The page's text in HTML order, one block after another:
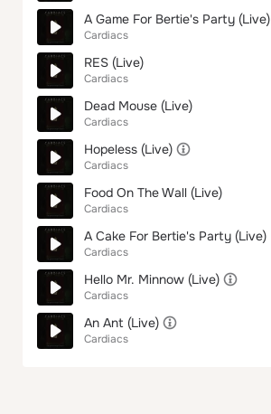
A Game For Bertie's Party (Live)
Cardiacs
RES (Live)
Cardiacs
Dead Mouse (Live)
Cardiacs
Hopeless (Live)
Cardiacs
Food On The Wall (Live)
Cardiacs
A Cake For Bertie's Party (Live)
Cardiacs
Hello Mr. Minnow (Live)
Cardiacs
An Ant (Live)
Cardiacs